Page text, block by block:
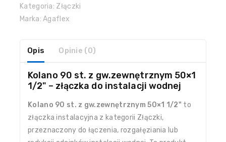
Kategoria: Złączki
Marka:Agaflex
Opis Opinie (0)
Kolano 90 st. z gw.zewnętrznym 50×1
1/2" – złączka do instalacji wodnej
Kolano 90 st. z gw.zewnętrznym 50×1 1/2" to
złączka instalacyjna z kategorii Złączki,
przeznaczony do łączenia, rozgałęziania lub